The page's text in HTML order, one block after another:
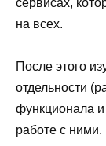
на всех.
После этого
отдельности
функционала
работе с ними.